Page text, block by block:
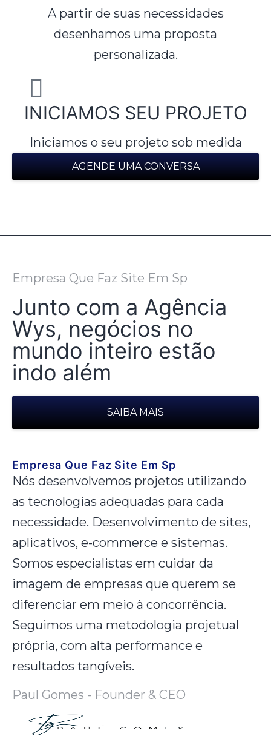
A partir de suas necessidades
desenhamos uma proposta
personalizada.
INICIAMOS SEU PROJETO
Iniciamos o seu projeto sob medida
AGENDE UMA CONVERSA
Empresa Que Faz Site Em Sp
Junto com a Agência
Wys, negócios no
mundo inteiro estão
indo além
SAIBA MAIS
Empresa Que Faz Site Em Sp
Nós desenvolvemos projetos utilizando
as tecnologias adequadas para cada
necessidade. Desenvolvimento de sites,
aplicativos, e-commerce e sistemas.
Somos especialistas em cuidar da
imagem de empresas que querem se
diferenciar em meio à concorrência.
Seguimos uma metodologia projetual
própria, com alta performance e
resultados tangíveis.
Paul Gomes - Founder & CEO